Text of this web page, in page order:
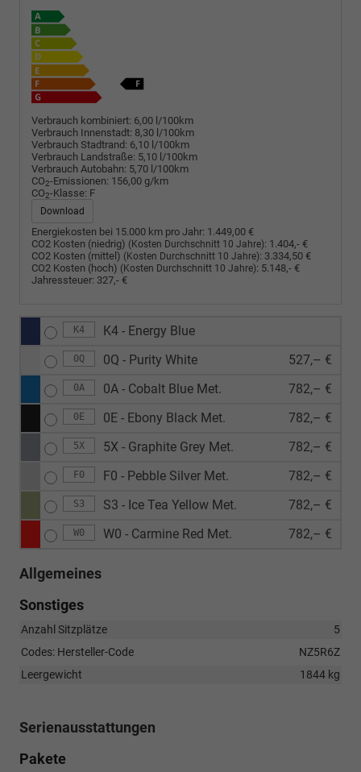
Verbrauch kombiniert: 6,00 l/100km
Verbrauch Innenstadt: 8,30 l/100km
Verbrauch Stadtrand: 6,10 l/100km
Verbrauch Landstraße: 5,10 l/100km
Verbrauch Autobahn: 5,70 l/100km
CO2-Emissionen: 156,00 g/km
CO2-Klasse: F
Download
Energiekosten bei 15.000 km pro Jahr: 1.449,00 €
CO2 Kosten (niedrig) (Kosten Durchschnitt 10 Jahre): 1.404,- €
CO2 Kosten (mittel) (Kosten Durchschnitt 10 Jahre): 3.334,50 €
CO2 Kosten (hoch) (Kosten Durchschnitt 10 Jahre): 5.148,- €
Jahressteuer: 327,- €
K4 K4 - Energy Blue
0Q 0Q - Purity White 527,– €
0A 0A - Cobalt Blue Met. 782,– €
0E 0E - Ebony Black Met. 782,– €
5X 5X - Graphite Grey Met. 782,– €
F0 F0 - Pebble Silver Met. 782,– €
S3 S3 - Ice Tea Yellow Met. 782,– €
W0 W0 - Carmine Red Met. 782,– €
Allgemeines
Sonstiges
Anzahl Sitzplätze
5
Codes: Hersteller-Code
NZ5R6Z
Leergewicht
1844 kg
Serienausstattungen
Pakete